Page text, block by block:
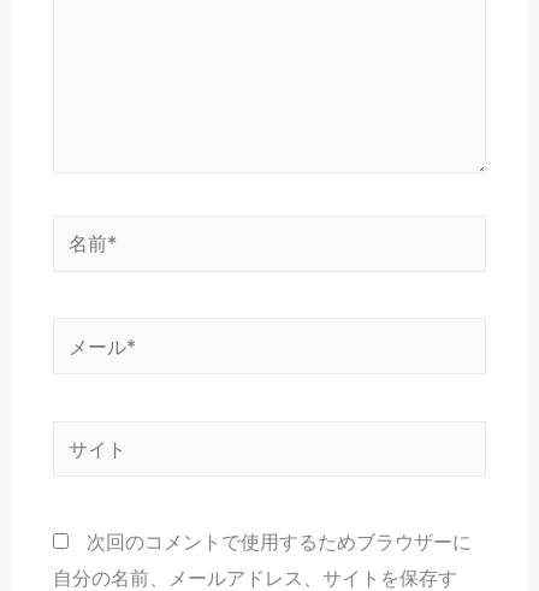
次回のコメントで使用するためブラウザーに
自分の名前、メールアドレス、サイトを保存す